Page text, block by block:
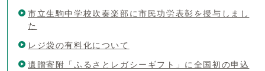
市立生駒中学校吹奏楽部に市民功労表彰を授与しまし
た
レジ袋の有料化について
遺贈寄附「ふるさとレガシーギフト」に全国初の申込